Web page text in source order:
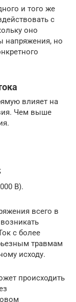
и того же
с
оно
напряжения, но
влияет на
Чем выше
В).
всего в
с более
травмам
исходу.
происходить